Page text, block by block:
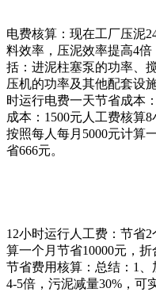
电费核算：现在工厂压泥
料效率，压泥效率提高4
括：进泥柱塞泵的功率、
压机的功率及其他配套设
时运行电费一天节省成本
成本：1500元人工费核算
按照每人每月5000元计算
省666元。
12小时运行人工费：节省
算一个月节省10000元，
节省费用核算：总结：1
4-5倍，污泥减量30%，可